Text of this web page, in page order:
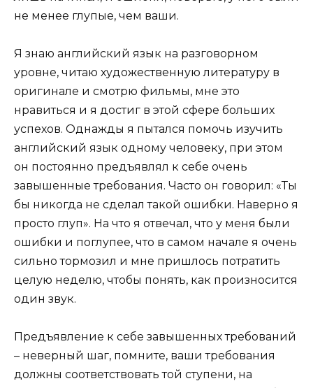
не менее глупые, чем ваши.
Я знаю английский язык на разговорном
уровне, читаю художественную литературу в
оригинале и смотрю фильмы, мне это
нравиться и я достиг в этой сфере больших
успехов. Однажды я пытался помочь изучить
английский язык одному человеку, при этом
он постоянно предъявлял к себе очень
завышенные требования. Часто он говорил: «Ты
бы никогда не сделал такой ошибки. Наверно я
просто глуп». На что я отвечал, что у меня были
ошибки и поглупее, что в самом начале я очень
сильно тормозил и мне пришлось потратить
целую неделю, чтобы понять, как произносится
один звук.
Предъявление к себе завышенных требований
– неверный шаг, помните, ваши требования
должны соответствовать той ступени, на